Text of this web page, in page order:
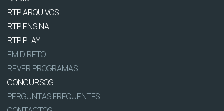
RTP ARQUIVOS
RTP ENSINA
RTP PLAY
EM DIRETO
REVER PROGRAMAS
CONCURSOS
PERGUNTAS FREQUENTES